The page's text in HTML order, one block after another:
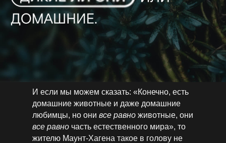
И если мы можем сказать: «Конечно, есть
домашние животные и даже домашние
любимцы, но они все равно животные, они
все равно часть естественного мира», то
жителю Маунт-Хагена такое в голову не